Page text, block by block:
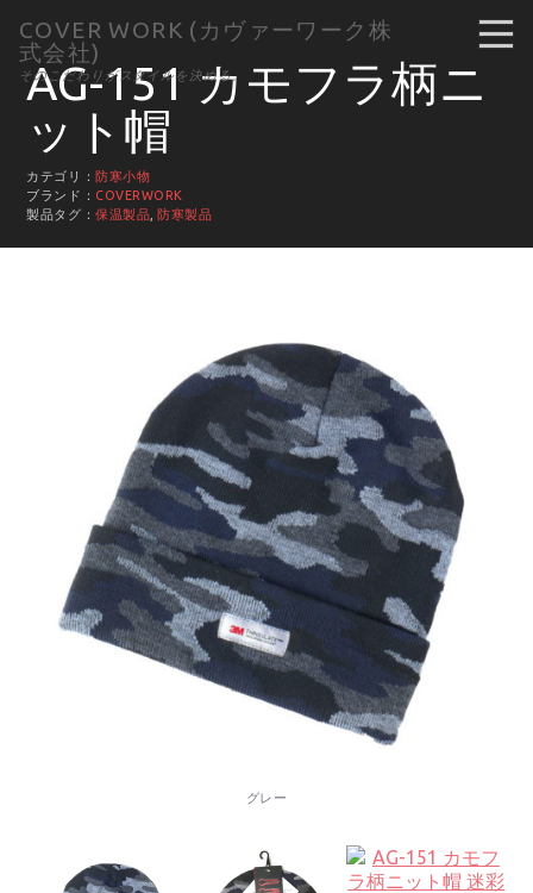
COVER WORK (カヴァーワーク株
式会社)
そのこだわりがスタイルを決める。
AG-151 カモフラ柄ニ
ット帽
カテゴリ：防寒小物
ブランド： COVERWORK
製品タグ：保温製品 ,防寒製品
グレー